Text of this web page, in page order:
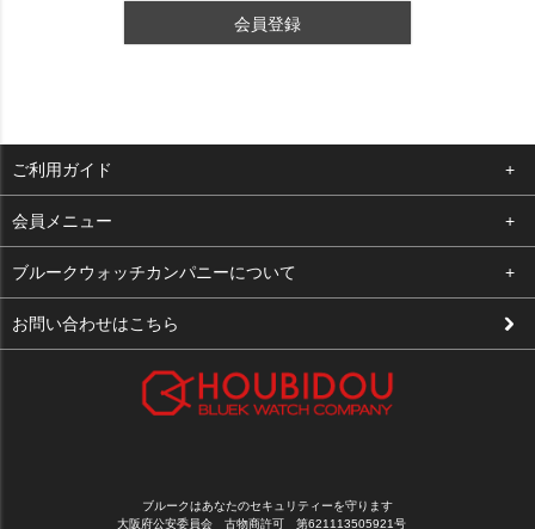
会員登録
ご利用ガイド
よくある質問
支払い・送料
修理依頼
会員メニュー
ログイン
お気に入り
ブルークウォッチカンパニーについて
会社概要
お問い合わせはこちら
ブルークはあなたのセキュリティーを守ります
大阪府公安委員会 古物商許可 第621113505921号